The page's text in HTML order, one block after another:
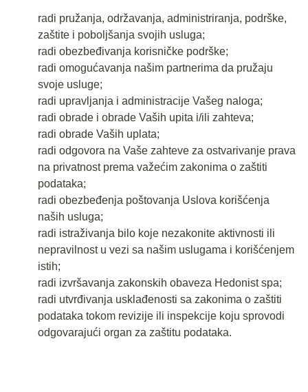
radi pružanja, održavanja, administriranja, podrške,
zaštite i poboljšanja svojih usluga;
radi obezbeđivanja korisničke podrške;
radi omogućavanja našim partnerima da pružaju
svoje usluge;
radi upravljanja i administracije Vašeg naloga;
radi obrade i obrade Vaših upita i/ili zahteva;
radi obrade Vaših uplata;
radi odgovora na Vaše zahteve za ostvarivanje prava
na privatnost prema važećim zakonima o zaštiti
podataka;
radi obezbeđenja poštovanja Uslova korišćenja
naših usluga;
radi istraživanja bilo koje nezakonite aktivnosti ili
nepravilnost u vezi sa našim uslugama i korišćenjem
istih;
radi izvršavanja zakonskih obaveza Hedonist spa;
radi utvrđivanja usklađenosti sa zakonima o zaštiti
podataka tokom revizije ili inspekcije koju sprovodi
odgovarajući organ za zaštitu podataka.